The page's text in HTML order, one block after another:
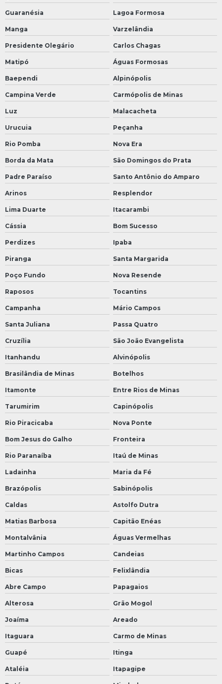
Guaranésia Lagoa Formosa
Manga Varzelândia
Presidente Olegário Carlos Chagas
Matipó Águas Formosas
Baependi Alpinópolis
Campina Verde Carmópolis de Minas
Luz Malacacheta
Urucuia Peçanha
Rio Pomba Nova Era
Borda da Mata São Domingos do Prata
Padre Paraíso Santo Antônio do Amparo
Arinos Resplendor
Lima Duarte Itacarambi
Cássia Bom Sucesso
Perdizes Ipaba
Piranga Santa Margarida
Poço Fundo Nova Resende
Raposos Tocantins
Campanha Mário Campos
Santa Juliana Passa Quatro
Cruzília São João Evangelista
Itanhandu Alvinópolis
Brasilândia de Minas Botelhos
Itamonte Entre Rios de Minas
Tarumirim Capinópolis
Rio Piracicaba Nova Ponte
Bom Jesus do Galho Fronteira
Rio Paranaíba Itaú de Minas
Ladainha Maria da Fé
Brazópolis Sabinópolis
Caldas Astolfo Dutra
Matias Barbosa Capitão Enéas
Montalvânia Águas Vermelhas
Martinho Campos Candeias
Bicas Felixlândia
Abre Campo Papagaios
Alterosa Grão Mogol
Joaíma Areado
Itaguara Carmo de Minas
Guapé Itinga
Ataléia Itapagipe